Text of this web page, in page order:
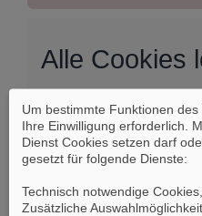
Alle Cookies
Sind Sie sich sicher,
Boards löschen
Um bestimmte Funktionen
Ihre Einwilligung erforderlich.
Dienst Cookies setzen darf
gesetzt für folgende Dienste:
Technisch notwendige
Zusätzliche